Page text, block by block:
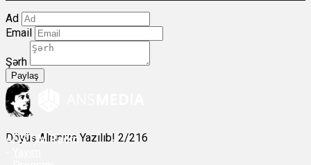
Ad
Email
Şərh
Paylaş
Döyüş Alnınıza Yazılıb! 2/216
ANSÇM Radio